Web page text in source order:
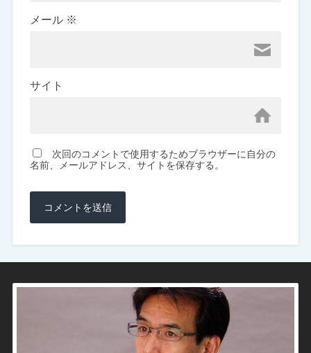
メール ※
サイト
次回のコメントで使用するためブラウザーに自分の
名前、メールアドレス、サイトを保存する。